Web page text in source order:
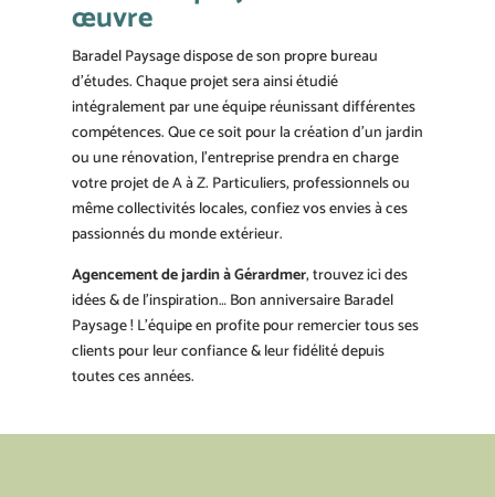
œuvre
Baradel Paysage dispose de son propre bureau
d’études. Chaque projet sera ainsi étudié
intégralement par une équipe réunissant différentes
compétences. Que ce soit pour la création d’un jardin
ou une rénovation, l’entreprise prendra en charge
votre projet de A à Z. Particuliers, professionnels ou
même collectivités locales, confiez vos envies à ces
passionnés du monde extérieur.
Agencement de jardin à Gérardmer, trouvez ici des
idées & de l’inspiration… Bon anniversaire Baradel
Paysage ! L’équipe en profite pour remercier tous ses
clients pour leur confiance & leur fidélité depuis
toutes ces années.